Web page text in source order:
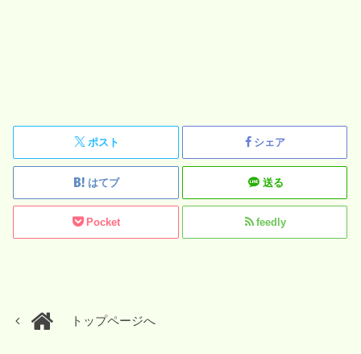
ポスト シェア
はてブ 送る
Pocket feedly
トップページへ